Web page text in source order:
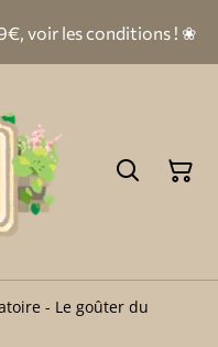
voir les conditions ! ❀
- Le goûter du